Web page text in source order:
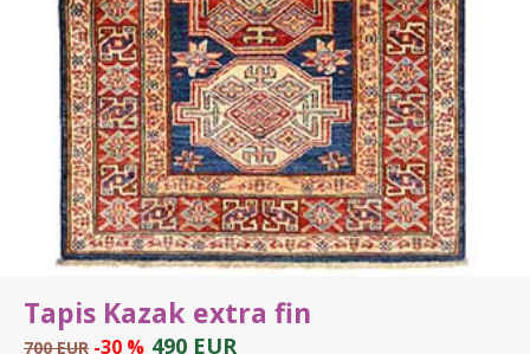
Tapis Kazak extra fin
700 EUR -30 % 490 EUR